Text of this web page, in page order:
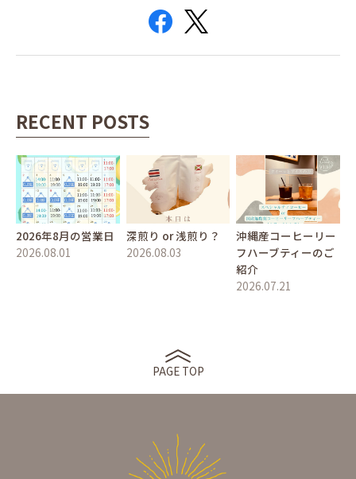
RECENT POSTS
2026年8月の営業日
2026.08.01
深煎り or 浅煎り？
2026.08.03
沖縄産コーヒーリー
フハーブティーのご
紹介
2026.07.21
PAGE TOP